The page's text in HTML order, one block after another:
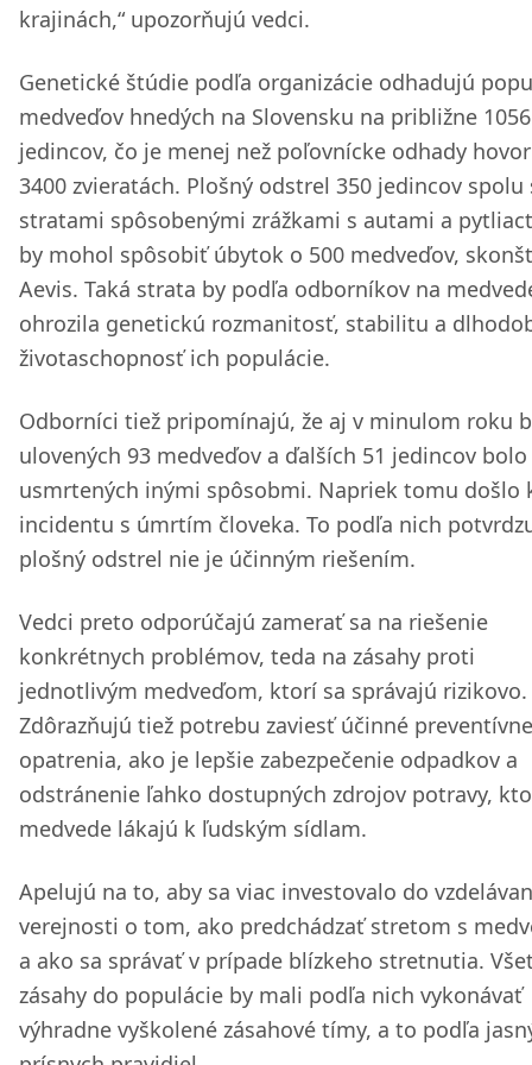
krajinách,“ upozorňujú vedci.
Genetické štúdie podľa organizácie odhadujú
medveďov hnedých na Slovensku na približne 1056
jedincov, čo je menej než poľovnícke odhady
3400 zvieratách. Plošný odstrel 350 jedincov spolu
stratami spôsobenými zrážkami s autami a
by mohol spôsobiť úbytok o 500 medveďov,
Aevis. Taká strata by podľa odborníkov na
ohrozila genetickú rozmanitosť, stabilitu a
životaschopnosť ich populácie.
Odborníci tiež pripomínajú, že aj v minulom roku
ulovených 93 medveďov a ďalších 51 jedincov bolo
usmrtených inými spôsobmi. Napriek tomu došlo
incidentu s úmrtím človeka. To podľa nich
plošný odstrel nie je účinným riešením.
Vedci preto odporúčajú zamerať sa na riešenie
konkrétnych problémov, teda na zásahy proti
jednotlivým medveďom, ktorí sa správajú rizikovo.
Zdôrazňujú tiež potrebu zaviesť účinné preventívne
opatrenia, ako je lepšie zabezpečenie odpadkov a
odstránenie ľahko dostupných zdrojov potravy,
medvede lákajú k ľudským sídlam.
Apelujú na to, aby sa viac investovalo do
verejnosti o tom, ako predchádzať stretom s
a ako sa správať v prípade blízkeho stretnutia.
zásahy do populácie by mali podľa nich vykonávať
výhradne vyškolené zásahové tímy, a to podľa